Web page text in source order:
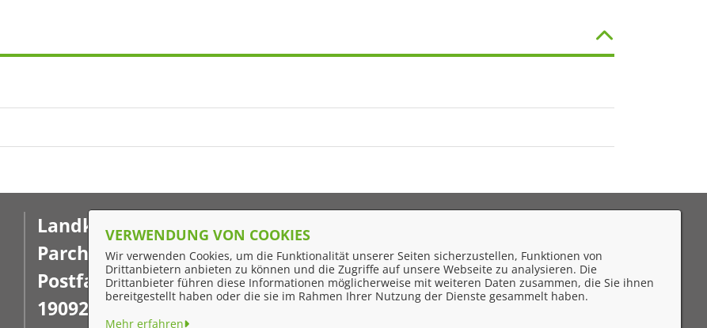
Landkreis Ludwigslust-
Parchim
Postfach 16 02 20
19092 Schwerin
Impressum
Datenschutzerklärung
VERWENDUNG VON COOKIES
Wir verwenden Cookies, um die Funktionalität unserer Seiten sicherzustellen, Funktionen von
Drittanbietern anbieten zu können und die Zugriffe auf unsere Webseite zu analysieren. Die
Drittanbieter führen diese Informationen möglicherweise mit weiteren Daten zusammen, die Sie ihnen
bereitgestellt haben oder die sie im Rahmen Ihrer Nutzung der Dienste gesammelt haben.
Mehr erfahren